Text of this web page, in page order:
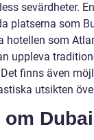
sevärdheter.
platserna som
som
uppleva
finns även
utsikten